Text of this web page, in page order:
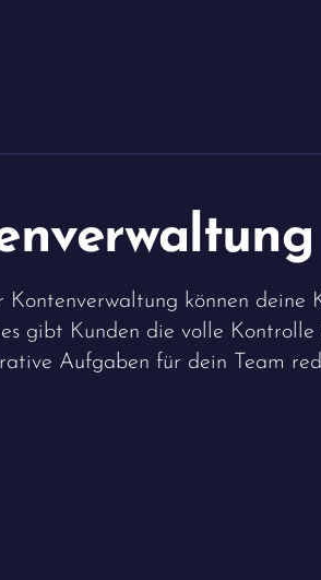
Kontenverwaltung können deine
gibt Kunden die volle
Aufgaben für dein Team